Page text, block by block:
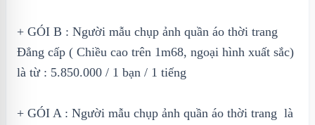
+ GÓI B : Người mẫu chụp ảnh quần áo thời trang
Đẳng cấp ( Chiều cao trên 1m68, ngoại hình xuất sắc)
là từ : 5.850.000 / 1 bạn / 1 tiếng
+ GÓI A : Người mẫu chụp ảnh quần áo thời trang là